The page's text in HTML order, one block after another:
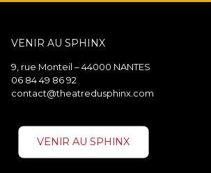
VENIR AU SPHINX
9, rue Monteil – 44000 NANTES
06 84 49 86 92
contact@theatredusphinx.com
VENIR AU SPHINX